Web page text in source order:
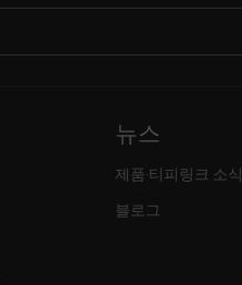
뉴스
제품·티피링크 소식
블로그